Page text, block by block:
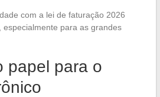
com a lei de faturação 2026
para as grandes
papel para o